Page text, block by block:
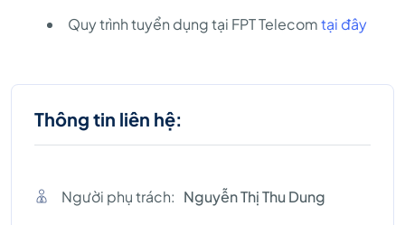
Quy trình tuyển dụng tại FPT Telecomtại đây
Thông tin liên hệ:
Người phụ trách: Nguyễn Thị Thu Dung